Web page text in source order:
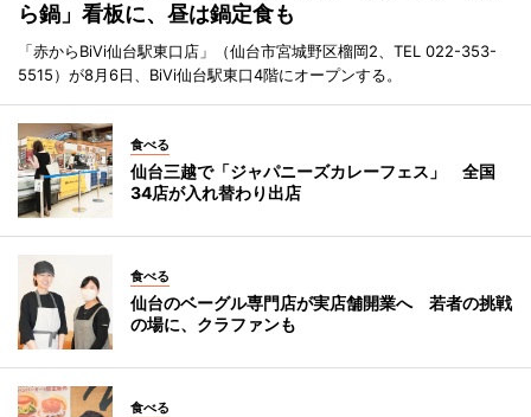
ら鍋」看板に、昼は鍋定食も
「赤からBiVi仙台駅東口店」（仙台市宮城野区榴岡2、TEL 022-353-
5515）が8月6日、BiVi仙台駅東口4階にオープンする。
食べる
仙台三越で「ジャパニーズカレーフェス」 全国
34店が入れ替わり出店
食べる
仙台のベーグル専門店が実店舗開業へ 若者の挑戦
の場に、クラファンも
食べる